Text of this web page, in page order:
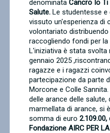
denominata Cancro Io
Salute. Le studentesse e
vissuto un'esperienza di
volontariato
raccogliendo fondi per
L'iniziativa è stata svolta
gennaio 2025
ragazze e i ragazzi
partecipazione da parte
Morcone e Colle
delle arance delle salute,
marmellata di arance, si
somma di euro
Fondazione AIRC PER